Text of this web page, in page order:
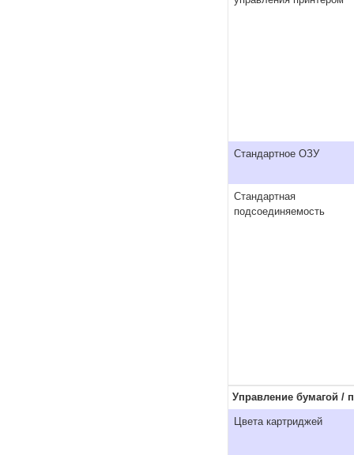
Стандартное ОЗУ
Стандартная
подсоединяемость
Управление бумагой /
Цвета картриджей